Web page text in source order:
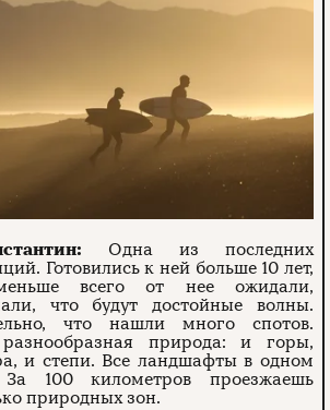
Одна из последних
Готовились к ней больше 10 лет,
всего от нее ожидали,
что будут достойные волны.
что нашли много спотов.
природа: и горы,
и степи. Все ландшафты в одном
За 100 километров проезжаешь
природных зон.